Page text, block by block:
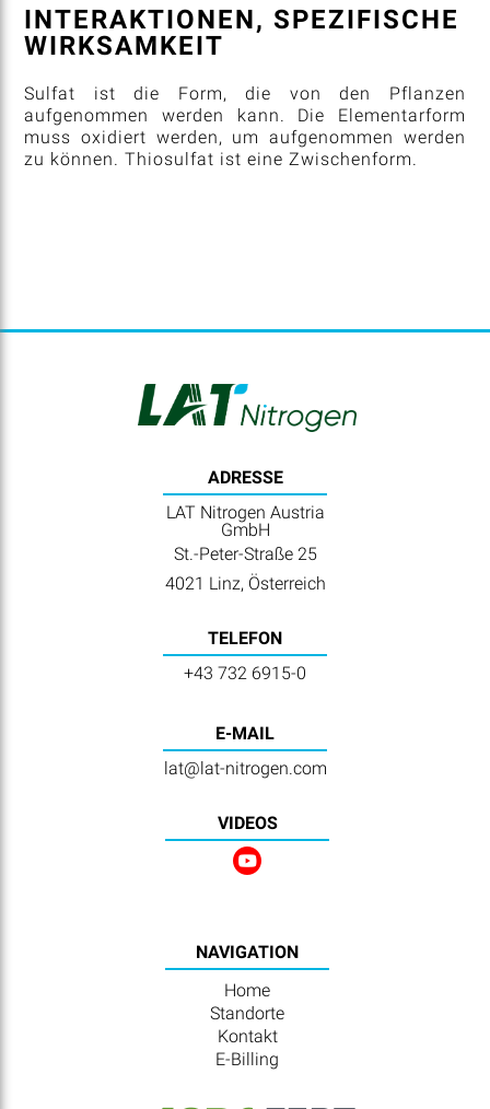
INTERAKTIONEN, SPEZIFISCHE
WIRKSAMKEIT
Sulfat ist die Form, die von den Pflanzen
aufgenommen werden kann. Die Elementarform
muss oxidiert werden, um aufgenommen werden
zu können. Thiosulfat ist eine Zwischenform.
ADRESSE
LAT Nitrogen Austria
GmbH
St.-Peter-Straße 25
4021 Linz, Österreich
TELEFON
+43 732 6915-0
E-MAIL
lat@lat-nitrogen.com
VIDEOS
NAVIGATION
Home
Standorte
Kontakt
E-Billing